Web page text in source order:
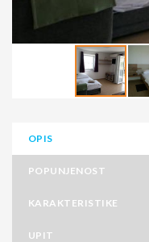
OPIS
POPUNJENOST
KARAKTERISTIKE
UPIT